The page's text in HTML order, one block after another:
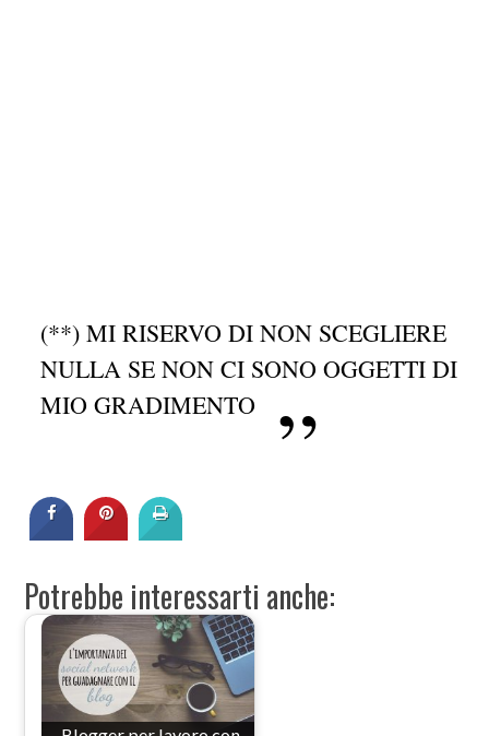
(**) MI RISERVO DI NON SCEGLIERE
NULLA SE NON CI SONO OGGETTI DI
MIO GRADIMENTO
Potrebbe interessarti anche: